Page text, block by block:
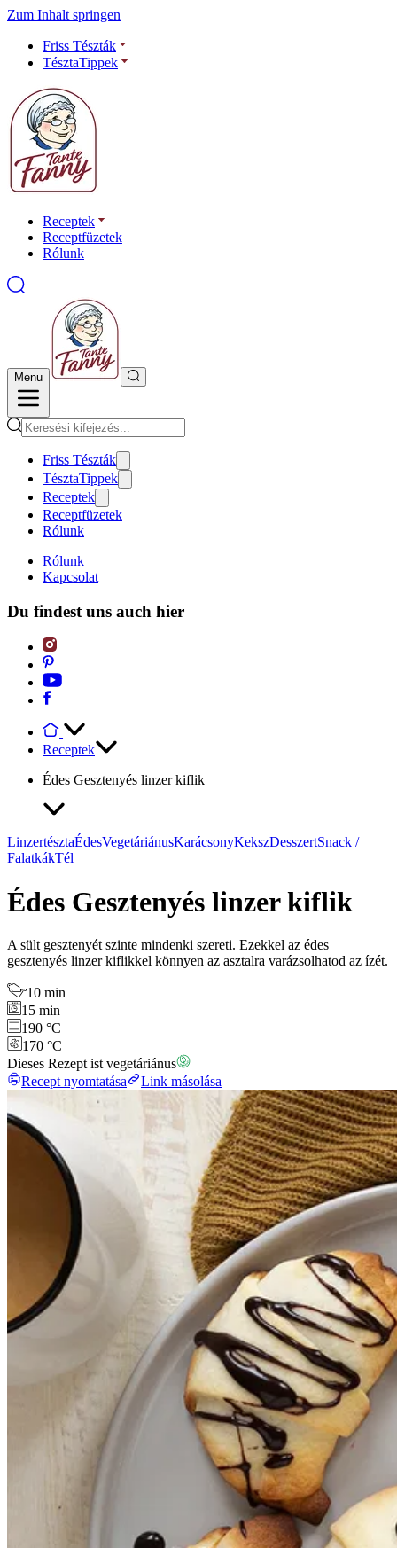
Zum Inhalt springen
Friss Tészták
TésztaTippek
Receptek
Receptfüzetek
Rólunk
Menu
Friss Tészták
TésztaTippek
Receptek
Receptfüzetek
Rólunk
Rólunk
Kapcsolat
Du findest uns auch hier
Receptek
Édes Gesztenyés linzer kiflik
LinzertésztaÉdesVegetáriánusKarácsonyKekszDesszertSnack /
FalatkákTél
Édes Gesztenyés linzer kiflik
A sült gesztenyét szinte mindenki szereti. Ezekkel az édes
gesztenyés linzer kiflikkel könnyen az asztalra varázsolhatod az ízét.
10 min
15 min
190 °C
170 °C
Dieses Rezept ist vegetáriánus
Recept nyomtatása
Link másolása